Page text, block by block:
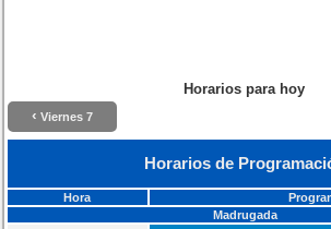
Horarios para hoy
‹ Viernes 7
Horarios de
Hora
Madrugada